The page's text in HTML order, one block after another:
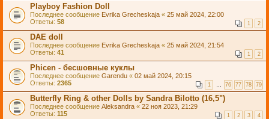
Playboy Fashion Doll
Последнее сообщение Evrika Grecheskaja « 25 май 2024, 22:00
Ответы: 58 1 2
DAE doll
Последнее сообщение Evrika Grecheskaja « 25 май 2024, 21:54
Ответы: 41 1 2
Phicen - бесшовные куклы
Последнее сообщение Garendu « 02 май 2024, 20:15
Ответы: 2365 1 … 76 77 78 79
Butterfly Ring & other Dolls by Sandra Bilotto (16,5")
Последнее сообщение Aleksandra « 22 ноя 2023, 21:29
Ответы: 115 1 2 3 4